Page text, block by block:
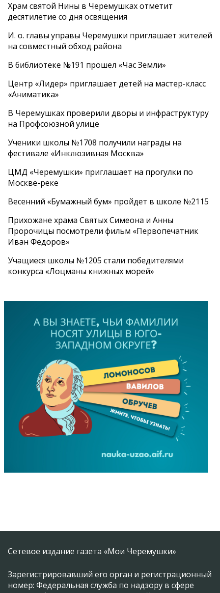
Храм святой Нины в Черемушках отметит
десятилетие со дня освящения
И. о. главы управы Черемушки приглашает жителей
на совместный обход района
В библиотеке №191 прошел «Час Земли»
Центр «Лидер» приглашает детей на мастер-класс
«Аниматика»
В Черемушках проверили дворы и инфраструктуру
на Профсоюзной улице
Ученики школы №1708 получили награды на
фестивале «Инклюзивная Москва»
ЦМД «Черемушки» приглашает на прогулки по
Москве-реке
Весенний «Бумажный бум» пройдет в школе №2115
Прихожане храма Святых Симеона и Анны
Пророчицы посмотрели фильм «Первопечатник
Иван Фёдоров»
Учащиеся школы №1205 стали победителями
конкурса «Лоцманы книжных морей»
Сетевое издание газета «Мои Черемушки»
Зарегистрировавший его орган и регистрационный
номер: Федеральная служба по надзору в сфере